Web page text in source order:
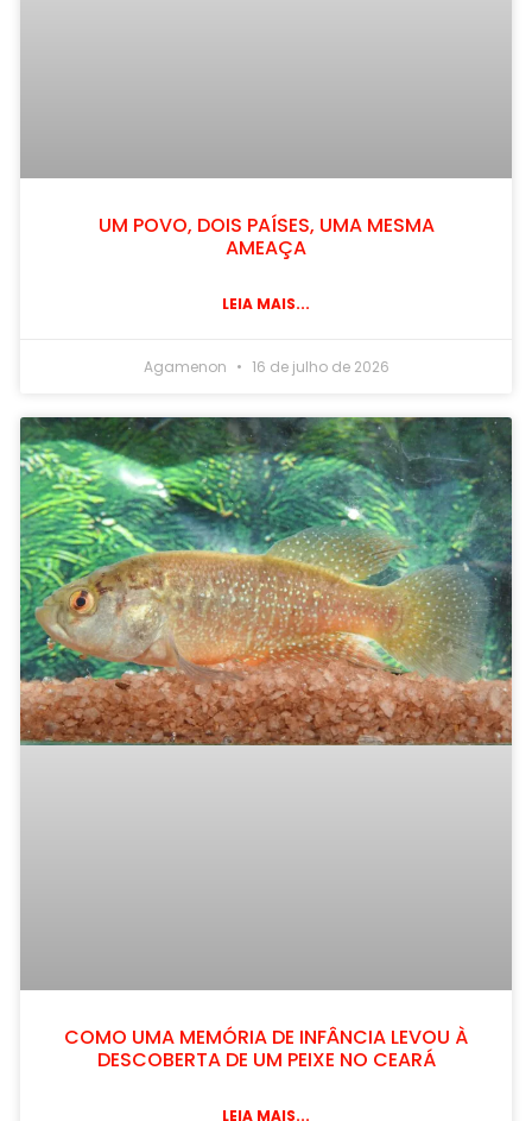
UM POVO, DOIS PAÍSES, UMA MESMA
AMEAÇA
LEIA MAIS...
Agamenon 16 de julho de 2026
COMO UMA MEMÓRIA DE INFÂNCIA LEVOU À
DESCOBERTA DE UM PEIXE NO CEARÁ
LEIA MAIS...